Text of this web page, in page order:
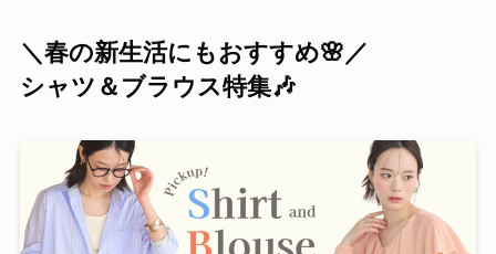
＼春の新生活にもおすすめ🌸／
シャツ＆ブラウス特集🎶